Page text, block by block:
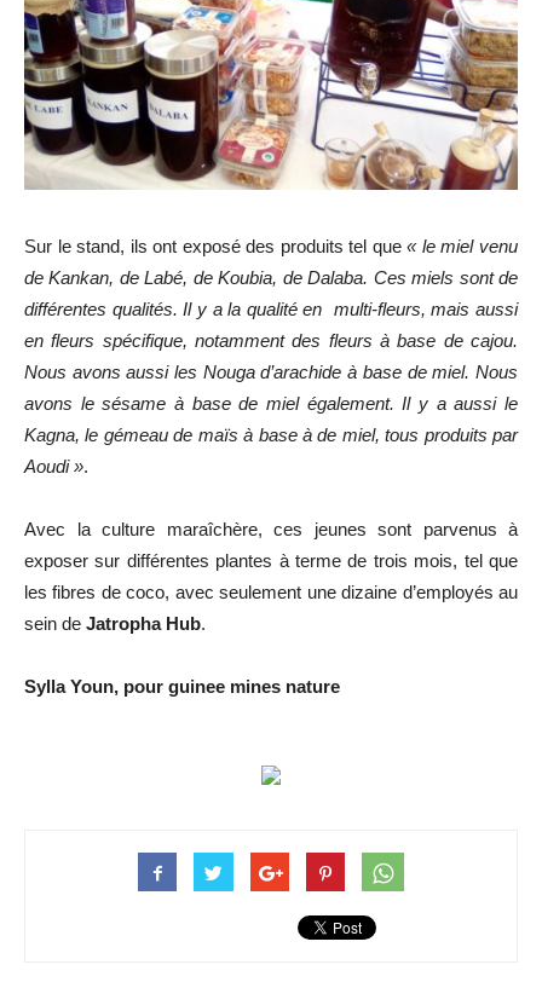
Sur le stand, ils ont exposé des produits tel que« le miel venu
de Kankan, de Labé, de Koubia, de Dalaba. Ces miels sont de
différentes qualités. Il y a la qualité en multi-fleurs, mais aussi
en fleurs spécifique, notamment des fleurs à base de cajou.
Nous avons aussi les Nouga d’arachide à base de miel. Nous
avons le sésame à base de miel également. Il y a aussi le
Kagna, le gémeau de maïs à base à de miel, tous produits par
Aoudi ».
Avec la culture maraîchère, ces jeunes sont parvenus à
exposer sur différentes plantes à terme de trois mois, tel que
les fibres de coco, avec seulement une dizaine d’employés au
sein de Jatropha Hub.
Sylla Youn, pour guinee mines nature